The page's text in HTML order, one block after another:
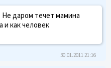
даром течет мамина
и как человек
30.01.2011 21:16